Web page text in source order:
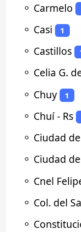
⚬ Carmelo
⚬ Casi 1
⚬ Castillos
⚬ Celia G.
⚬ Chuy 1
⚬ Chuí - Rs
⚬ Ciudad
⚬ Ciudad
⚬ Cnel
⚬ Col. del
⚬